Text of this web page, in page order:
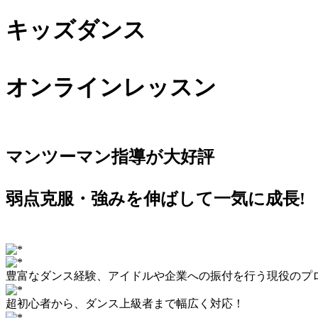
キッズダンス
オンラインレッスン
マンツーマン指導が大好評
弱点克服・強みを伸ばして一気に成長!
豊富なダンス経験 、アイドルや企業への振付を行う現役のプ
超初心者から、 ダンス上級者まで幅広く対応！